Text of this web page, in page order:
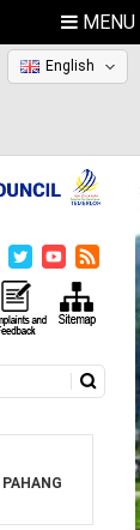
MENU
English